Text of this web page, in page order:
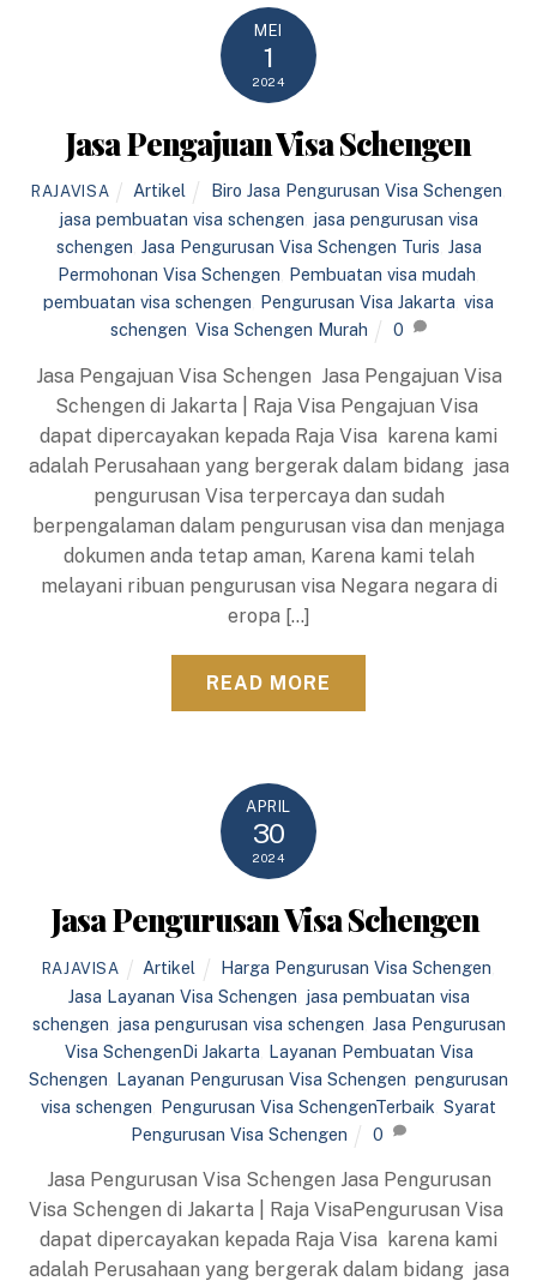
MEI
1
2024
Jasa Pengajuan Visa Schengen
RAJAVISA Artikel Biro Jasa Pengurusan Visa Schengen
jasa pembuatan visa schengen jasa pengurusan visa
schengen Jasa Pengurusan Visa Schengen Turis Jasa
Permohonan Visa Schengen Pembuatan visa mudah
pembuatan visa schengen Pengurusan Visa Jakarta visa
schengen Visa Schengen Murah 0
Jasa Pengajuan Visa Schengen Jasa Pengajuan Visa
Schengen di Jakarta | Raja Visa Pengajuan Visa
dapat dipercayakan kepada Raja Visa karena kami
adalah Perusahaan yang bergerak dalam bidang jasa
pengurusan Visa terpercaya dan sudah
berpengalaman dalam pengurusan visa dan menjaga
dokumen anda tetap aman, Karena kami telah
melayani ribuan pengurusan visa Negara negara di
eropa […]
READ MORE
APRIL
30
2024
Jasa Pengurusan Visa Schengen
RAJAVISA Artikel Harga Pengurusan Visa Schengen
Jasa Layanan Visa Schengen jasa pembuatan visa
schengen jasa pengurusan visa schengen Jasa Pengurusan
Visa SchengenDi Jakarta Layanan Pembuatan Visa
Schengen Layanan Pengurusan Visa Schengen pengurusan
visa schengen Pengurusan Visa SchengenTerbaik Syarat
Pengurusan Visa Schengen
0
Jasa Pengurusan Visa Schengen Jasa Pengurusan
Visa Schengen di Jakarta | Raja VisaPengurusan Visa
dapat dipercayakan kepada Raja Visa karena kami
adalah Perusahaan yang bergerak dalam bidang jasa